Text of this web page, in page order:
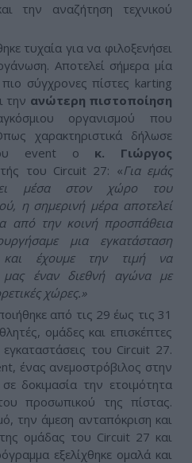
την αναζήτηση τεχνικού
τυχαία για να φιλοξενήσει
Αποτελεί σήμερα μία
σύγχρονες πίστες karting
την ανώτερη πιστοποίηση
οργανισμού που
χαρακτηριστικά δήλωσε
event ο κ. Γιώργος
του Circuit 27: «Για εμάς
μέσα στον χώρο του
η σημερινή μέρα αποτελεί
από την κοινή προσπάθεια
μια εγκατάσταση
και έχουμε την τιμή να
έναν διεθνή αγώνα με
χώρες.»
από τις 29 έως τις 31
ομάδες και επισκέπτες
του Circuit 27.
ένας ανεμοστρόβιλος στην
δοκιμασία την ετοιμότητα
προσωπικού της πίστας.
την άμεση ανταπόκριση και
ομάδας του Circuit 27 και
εξελίχθηκε ομαλά και